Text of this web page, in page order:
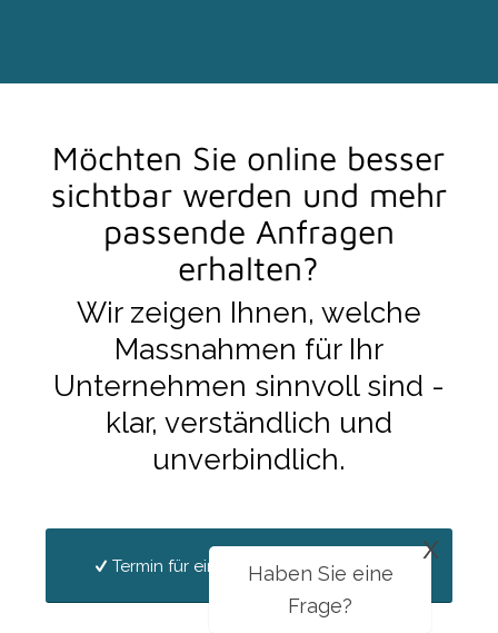
Möchten Sie online besser
sichtbar werden und mehr
passende Anfragen
erhalten?
Wir zeigen Ihnen, welche
Massnahmen für Ihr
Unternehmen sinnvoll sind -
klar, verständlich und
unverbindlich.
Termin für ein Gespräch vereinbaren
Haben Sie eine
Frage?
x